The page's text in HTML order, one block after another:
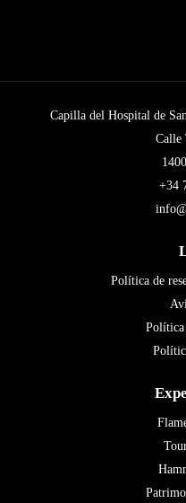
Capilla del Hospital de
Calle
+34
Política de